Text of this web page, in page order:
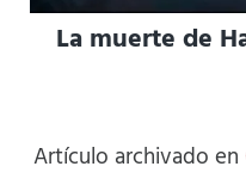
La muerte de
Artículo archivado en